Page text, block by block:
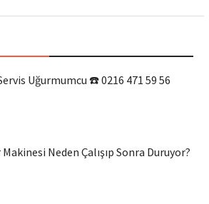
Uğurmumcu ☎️ 0216 471 59 56
Makinesi Neden Çalışıp Sonra Duruyor?